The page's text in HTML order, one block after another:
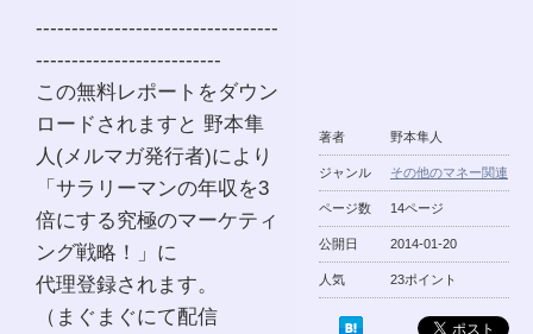
著者 野本隼人
ジャンル その他のマネー関連
ページ数 14ページ
公開日 2014-01-20
人気 23ポイント
----------------------------------
--------------------------
この無料レポートをダウン
ロードされますと 野本隼
人(メルマガ発行者)により
「サラリーマンの年収を3
倍にする究極のマーケティ
ング戦略！」に
代理登録されます。
（まぐまぐにて配信